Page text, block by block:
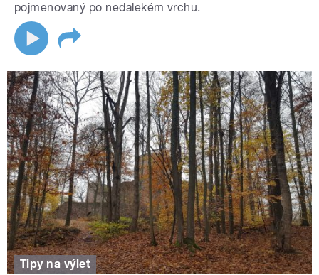
pojmenovaný po nedalekém vrchu.
Tipy na výlet